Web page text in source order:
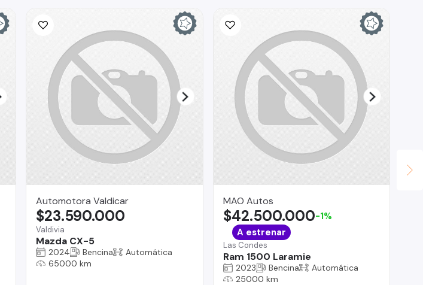
Automotora Valdicar
Valdivia
Mazda CX-5
$23.590.000
2024 Bencina
Automática
65000 km
MAO Autos
Las Condes
Ram 1500 Laramie
$42.500.000-1%
A estrenar
2023 Bencina
Automática
25000 km